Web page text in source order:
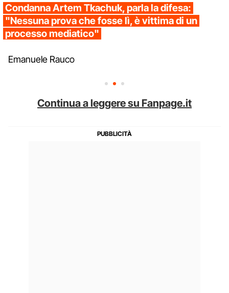
Condanna Artem Tkachuk, parla la difesa:
"Nessuna prova che fosse lì, è vittima di un
processo mediatico"
Emanuele Rauco
Continua a leggere su Fanpage.it